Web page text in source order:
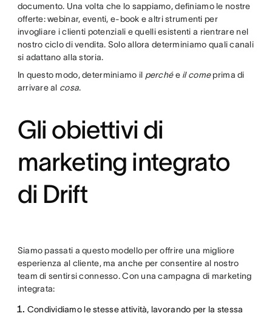
documento. Una volta che lo sappiamo, definiamo le nostre
offerte: webinar, eventi, e-book e altri strumenti per
invogliare i clienti potenziali e quelli esistenti a rientrare nel
nostro ciclo di vendita. Solo allora determiniamo quali canali
si adattano alla storia.
In questo modo, determiniamo il perchéeil comeprima di
arrivare al cosa.
Gli obiettivi di
marketing integrato
di Drift
Siamo passati a questo modello per offrire una migliore
esperienza al cliente, ma anche per consentire al nostro
team di sentirsi connesso. Con una campagna di marketing
integrata:
Condividiamo le stesse attività, lavorando per la stessa